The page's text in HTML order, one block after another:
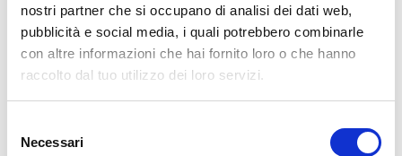
nostri partner che si occupano di analisi dei dati web,
pubblicità e social media, i quali potrebbero combinarle
con altre informazioni che hai fornito loro o che hanno
raccolto dal tuo utilizzo dei loro servizi.
delNecessari